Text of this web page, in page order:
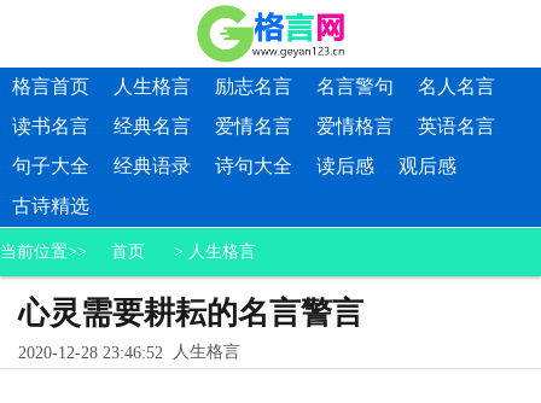
格言首页 人生格言 励志名言 名言警句
名人名言
读书名言
经典名言 爱情名言 爱情格言
英语名言
句子大全
经典语录 诗句大全 读后感
观后感
古诗精选
当前位置>> 首页 > 人生格言
心灵需要耕耘的名言警言
2020-12-28 23:46:52 人生格言